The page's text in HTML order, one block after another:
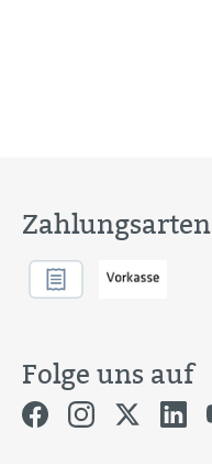
Zahlungsarten
Folge uns auf